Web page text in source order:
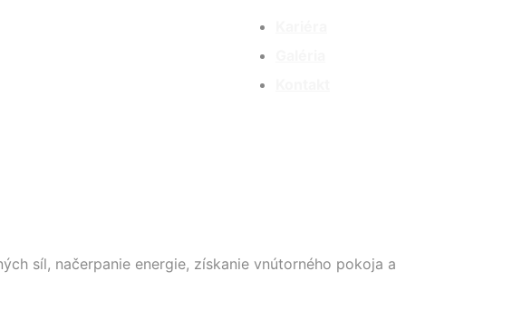
síl, načerpanie energie, získanie vnútorného pokoja a